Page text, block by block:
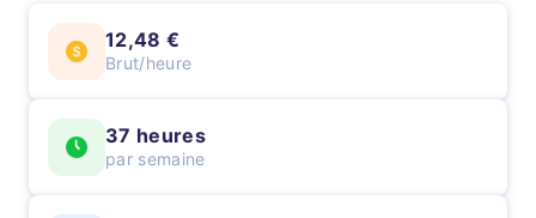
12,48 €
Brut/heure
37 heures
par semaine